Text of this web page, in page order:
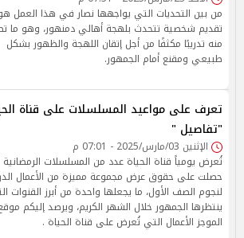
من بين التحديات التي يواجهها نصار في هذا العمل
تقديم شخصية تتحدث بلهجة أهالي دمنهور، وهو ما
منه تدريبًا مكثفًا من أجل إتقان اللهجة والظهور بشكل
طبيعي ومقنع أمام الجمهور.
تعرف على مواعيد المسلسلات على قناة
"تفاصيل "
الإثنين 03/مارس/2025 - 07:01 م
تُعرض يومياً قناة الحياة عدد من المسلسلات الرمضانية
حصلت على حقوق عرض مجموعة مميزة من الأعمال
لنجوم الصف الأول، ما يجعلها واحدة من أبرز القنوات
ينتظرها الجمهور خلال الشهر الكريم، ويرصد إليكم
الموجز الأعمال التي تُعرض على قناة الحياة .